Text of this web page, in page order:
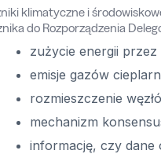
klimatyczne i
do Rozporządzenia
zużycie energii przez
emisje gazów
rozmieszczenie
mechanizm
informację, czy dane